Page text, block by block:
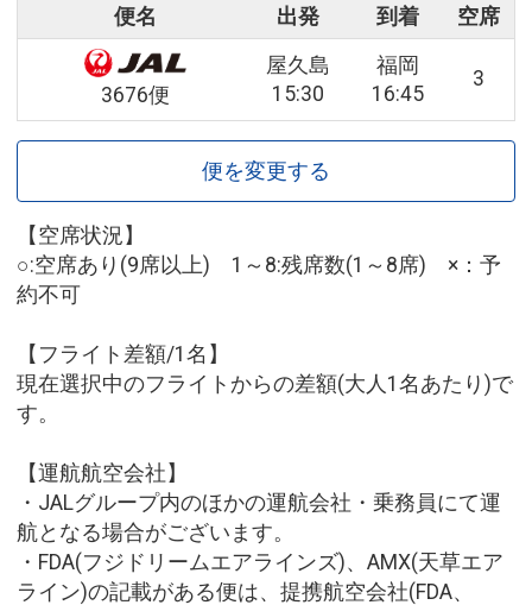
便名 出発 到着 空席
3676便
屋久島
15:30
福岡
16:45
3
便を変更する
【空席状況】
○:空席あり(9席以上) 1～8:残席数(1～8席) ×：予
約不可
【フライト差額/1名】
現在選択中のフライトからの差額(大人1名あたり)で
す。
【運航航空会社】
・JALグループ内のほかの運航会社・乗務員にて運
航となる場合がございます。
・FDA(フジドリームエアラインズ)、AMX(天草エア
ライン)の記載がある便は、提携航空会社(FDA、